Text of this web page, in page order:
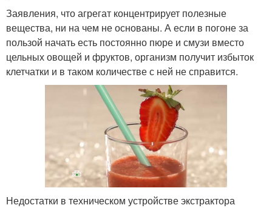
Заявления, что агрегат концентрирует полезные
вещества, ни на чем не основаны. А если в погоне за
пользой начать есть постоянно пюре и смузи вместо
цельных овощей и фруктов, организм получит избыток
клетчатки и в таком количестве с ней не справится.
Недостатки в техническом устройстве экстрактора